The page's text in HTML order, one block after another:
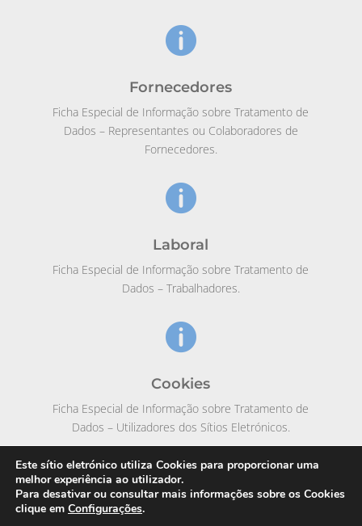

Fornecedores
Ficha Especial de Informação sobre Tratamento de
Dados – Representantes ou Colaboradores de
Fornecedores.

Laboral
Ficha Especial de Informação sobre Tratamento de
Dados – Trabalhadores.

Cookies
Ficha Especial de Informação sobre Tratamento de
Dados – Utilizadores dos Sítios Eletrónicos.
Este sítio eletrónico utiliza Cookies para proporcionar uma
melhor experiência ao utilizador.
Para desativar ou consultar mais informações sobre os Cookies
clique em Configurações.